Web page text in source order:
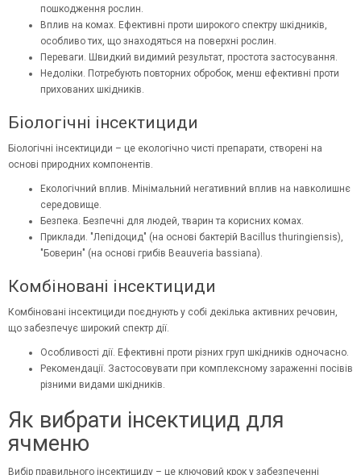
пошкодження рослин.
Вплив на комах. Ефективні проти широкого спектру шкідників,
особливо тих, що знаходяться на поверхні рослин.
Переваги. Швидкий видимий результат, простота застосування.
Недоліки. Потребують повторних обробок, менш ефективні проти
прихованих шкідників.
Біологічні інсектициди
Біологічні інсектициди – це екологічно чисті препарати, створені на
основі природних компонентів.
Екологічний вплив. Мінімальний негативний вплив на навколишнє
середовище.
Безпека. Безпечні для людей, тварин та корисних комах.
Приклади. "Лепідоцид" (на основі бактерій Bacillus thuringiensis),
"Боверин" (на основі грибів Beauveria bassiana).
Комбіновані інсектициди
Комбіновані інсектициди поєднують у собі декілька активних речовин,
що забезпечує широкий спектр дії.
Особливості дії. Ефективні проти різних груп шкідників одночасно.
Рекомендації. Застосовувати при комплексному зараженні посівів
різними видами шкідників.
Як вибрати інсектицид для
ячменю
Вибір правильного інсектициду – це ключовий крок у забезпеченні